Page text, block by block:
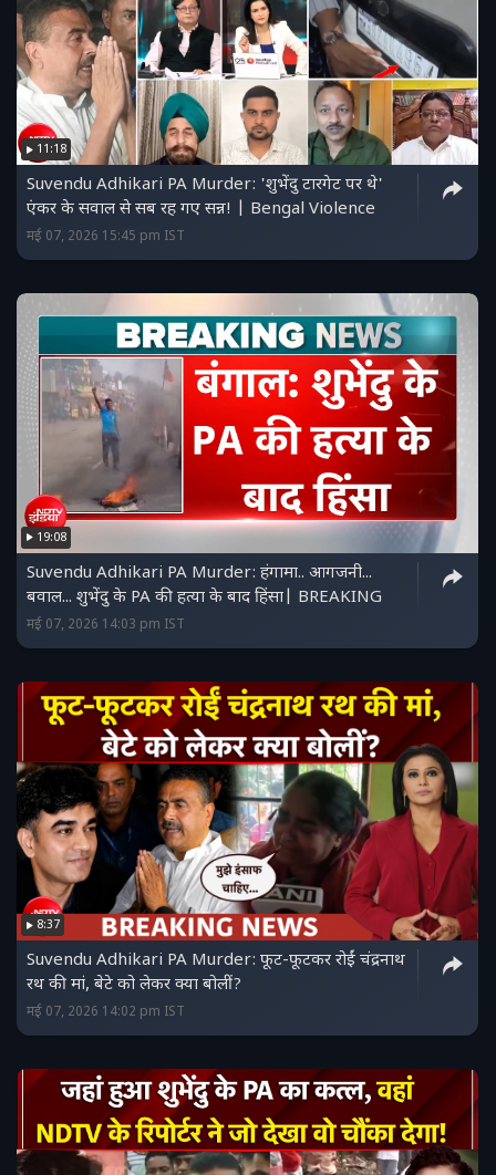
11:18
Suvendu Adhikari PA Murder: 'शुभेंदु टारगेट पर थे'
एंकर के सवाल से सब रह गए सन्न! | Bengal Violence
मई 07, 2026 15:45 pm IST
19:08
Suvendu Adhikari PA Murder: हंगामा.. आगजनी...
बवाल... शुभेंदु के PA की हत्या के बाद हिंसा| BREAKING
मई 07, 2026 14:03 pm IST
8:37
Suvendu Adhikari PA Murder: फूट-फूटकर रोईं चंद्रनाथ
रथ की मां, बेटे को लेकर क्या बोलीं?
मई 07, 2026 14:02 pm IST